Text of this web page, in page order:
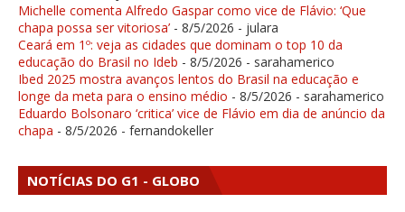
Michelle comenta Alfredo Gaspar como vice de Flávio: ‘Que
chapa possa ser vitoriosa’ - 8/5/2026 - julara
Ceará em 1º: veja as cidades que dominam o top 10 da
educação do Brasil no Ideb - 8/5/2026 - sarahamerico
Ibed 2025 mostra avanços lentos do Brasil na educação e
longe da meta para o ensino médio - 8/5/2026 - sarahamerico
Eduardo Bolsonaro ‘critica’ vice de Flávio em dia de anúncio da
chapa - 8/5/2026 - fernandokeller
NOTÍCIAS DO G1 - GLOBO